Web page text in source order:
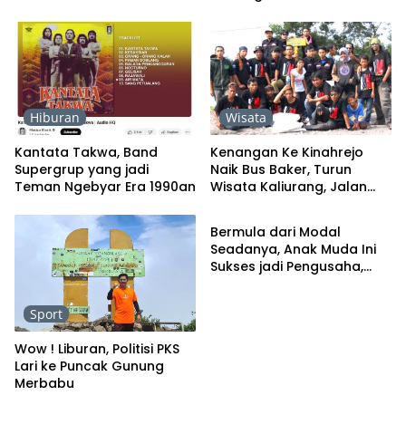
Hiburan
Kantata Takwa, Band
Supergrup yang jadi
Teman Ngebyar Era 1990an
Wisata
Kenangan Ke Kinahrejo
Naik Bus Baker, Turun
Wisata Kaliurang, Jalan
Sport
Wow ! Liburan, Politisi PKS
Lari ke Puncak Gunung
Merbabu
Bermula dari Modal
Seadanya, Anak Muda Ini
Sukses jadi Pengusaha,